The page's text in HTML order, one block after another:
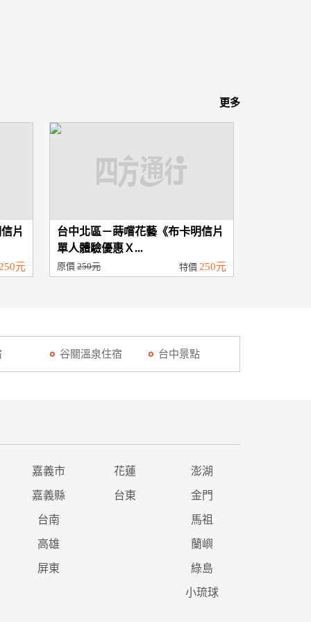
更多
片
元
台中北區－蒔嚐花藝《布卡明信片
單人體驗優惠Ｘ...
原價250元 特價 250元
谷關溫泉住宿 台中景點
嘉義市 花蓮 澎湖
嘉義縣 台東 金門
台南 馬祖
高雄 蘭嶼
屏東 綠島
小琉球